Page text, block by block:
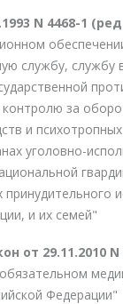
N 4468-1
службу, службу
контролю за
и
уголовно-
и их семей"
от 29.11.2010
Федерации"